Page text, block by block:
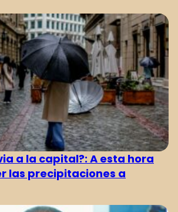
a la capital?: A esta hora
las precipitaciones a